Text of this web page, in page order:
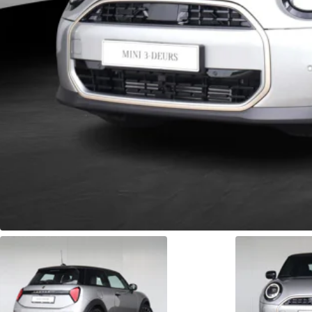
Slimme BMW en MINI oplossingen voor uw wagenpark.